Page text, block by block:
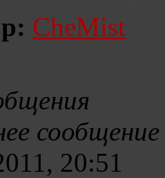
CheMist
сообщение
20:51